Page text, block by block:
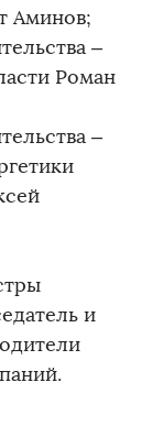
Аминов;
–
Роман
–
и